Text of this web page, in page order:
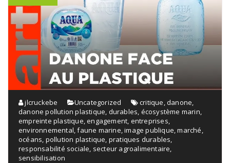
jlcruckebe Uncategorized critique,danone,
danone pollution plastique, durables, écosystème marin,
empreinte plastique,engagement, entreprises,
environnemental,faune marine,image publique,marché,
océans, pollution plastique, pratiques durables,
responsabilité sociale, secteur agroalimentaire,
sensibilisation